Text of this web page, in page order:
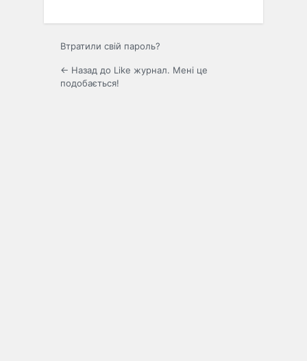
Втратили свій пароль?
← Назад до Like журнал. Мені це
подобається!